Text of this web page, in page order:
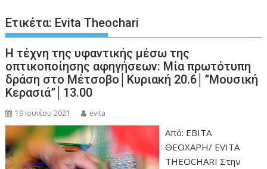
Ετικέτα: Evita Theochari
Η τέχνη της υφαντικής μέσω της
οπτικοποίησης αφηγήσεων: Μία πρωτότυπη
δράση στο Μέτσοβο│Κυριακή 20.6│”Μουσική
Κερασιά”│13.00
19 Ιουνίου 2021 evita
Από: ΕΒΙΤΑ
ΘΕΟΧΑΡΗ/ EVITA
THEOCHARI Στην